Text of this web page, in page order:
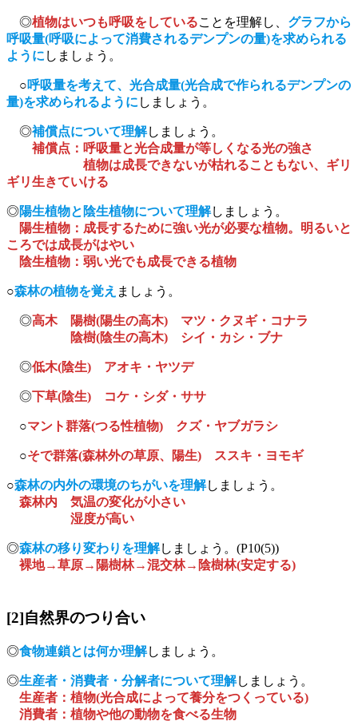
◎植物はいつも呼吸をしていることを理解し、 グラフから
呼吸量(呼吸によって消費されるデンプンの量)を求められる
ように しましょう。
○呼吸量を考えて、光合成量(光合成で作られるデンプンの
量)を求められるように しましょう。
◎補償点について理解しましょう。
補償点：呼吸量と光合成量が等しくなる光の強さ
植物は成長できないが枯れることもない、ギリ
ギリ生きていける
◎陽生植物と陰生植物について理解しましょう。
陽生植物：成長するために強い光が必要な植物。明るいと
ころでは成長がはやい
陰生植物：弱い光でも成長できる植物
○森林の植物を覚え ましょう。
◎高木 陽樹(陽生の高木) マツ・クヌギ・コナラ
陰樹(陰生の高木) シイ・カシ・ブナ
◎低木(陰生) アオキ・ヤツデ
◎下草(陰生) コケ・シダ・ササ
○マント群落(つる性植物) クズ・ヤブガラシ
○そで群落(森林外の草原、陽生) ススキ・ヨモギ
○森林の内外の環境のちがいを理解しましょう。
森林内 気温の変化が小さい
湿度が高い
◎森林の移り変わりを理解しましょう。(P10(5))
裸地→草原→陽樹林→混交林→陰樹林(安定する)
[2]自然界のつり合い
◎食物連鎖とは何か理解しましょう。
◎生産者・消費者・分解者について理解しましょう。
生産者：植物(光合成によって養分をつくっている)
消費者：植物や他の動物を食べる生物